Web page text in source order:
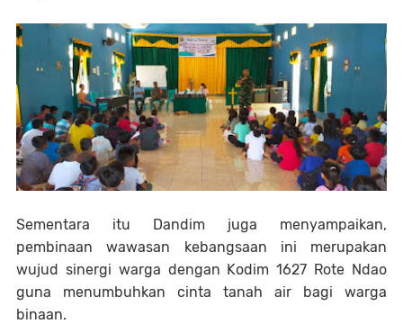
Sementara itu Dandim juga menyampaikan,
pembinaan wawasan kebangsaan ini merupakan
wujud sinergi warga dengan Kodim 1627 Rote Ndao
guna menumbuhkan cinta tanah air bagi warga
binaan.